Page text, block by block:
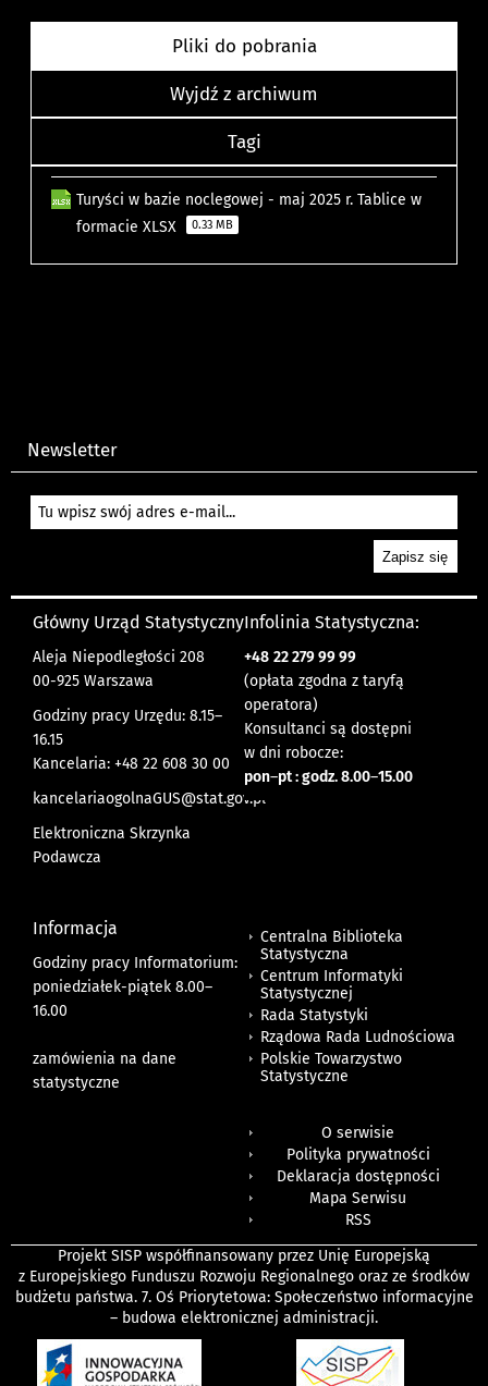
Pliki do pobrania
Wyjdź z archiwum
Tagi
Turyści w bazie noclegowej - maj 2025 r. Tablice w
formacie XLSX
0.33 MB
Newsletter
Główny Urząd Statystyczny
Aleja Niepodległości 208
00-925 Warszawa
Godziny pracy Urzędu: 8.15–
16.15
Kancelaria: +48 22 608 30 00
kancelariaogolnaGUS@stat.gov.pl
Elektroniczna Skrzynka
Podawcza
Infolinia Statystyczna:
+48 22 279 99 99
(opłata zgodna z taryfą
operatora)
Konsultanci są dostępni
w dni robocze:
pon–pt : godz. 8.00–15.00
Informacja
Godziny pracy Informatorium:
poniedziałek-piątek 8.00–
16.00
zamówienia na dane
statystyczne
Centralna Biblioteka
Statystyczna
Centrum Informatyki
Statystycznej
Rada Statystyki
Rządowa Rada Ludnościowa
Polskie Towarzystwo
Statystyczne
O serwisie
Polityka prywatności
Deklaracja dostępności
Mapa Serwisu
RSS
Projekt SISP współfinansowany przez Unię Europejską
z Europejskiego Funduszu Rozwoju Regionalnego oraz ze środków
budżetu państwa. 7. Oś Priorytetowa: Społeczeństwo informacyjne
– budowa elektronicznej administracji.